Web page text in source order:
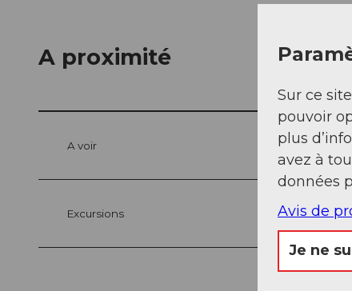
A proximité
A voir
Excursions
Sur ce
pouvoir
plus
avez à
données
Avis de
Je ne